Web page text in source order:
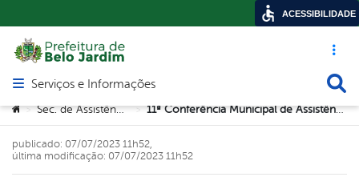
Acesso
Abrir menu principal de navegação
Serviços e Informações
Você está aqui:
> Sec. de Assistência Social > 11ª Conferência Municipal de Assistência Social elege delegados e aprova propostas para a etapa estadual
publicado: 07/07/2023 11h52,
última modificação: 07/07/2023 11h52
ACESSIBILIDADE